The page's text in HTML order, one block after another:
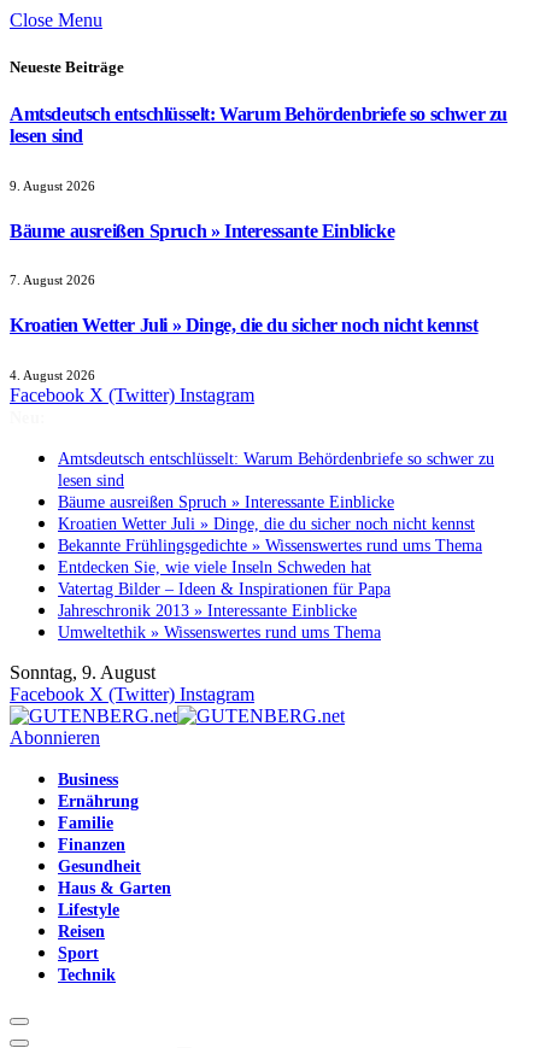
Close Menu
Neueste Beiträge
Amtsdeutsch entschlüsselt: Warum Behördenbriefe so schwer zu
lesen sind
9. August 2026
Bäume ausreißen Spruch » Interessante Einblicke
7. August 2026
Kroatien Wetter Juli » Dinge, die du sicher noch nicht kennst
4. August 2026
Facebook X (Twitter) Instagram
Amtsdeutsch entschlüsselt: Warum Behördenbriefe so schwer zu
lesen sind
Bäume ausreißen Spruch » Interessante Einblicke
Kroatien Wetter Juli » Dinge, die du sicher noch nicht kennst
Bekannte Frühlingsgedichte » Wissenswertes rund ums Thema
Entdecken Sie, wie viele Inseln Schweden hat
Vatertag Bilder – Ideen & Inspirationen für Papa
Jahreschronik 2013 » Interessante Einblicke
Umweltethik » Wissenswertes rund ums Thema
Sonntag, 9. August
Facebook X (Twitter) Instagram
Abonnieren
Business
Ernährung
Familie
Finanzen
Gesundheit
Haus & Garten
Lifestyle
Reisen
Sport
Technik